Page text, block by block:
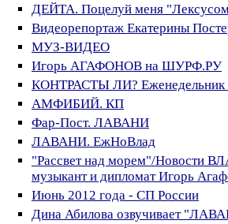
ДЕЙТА. Поцелуй меня
Видеорепортаж Екатерины
МУЗ-ВИДЕО
Игорь АГАФОНОВ на ШУРФ.РУ
КОНТРАСТЫ ЛИ? Еженедельник
АМФИБИЙ. КП
Фар-Пост. ЛАВАНИ
ЛАВАНИ. ЕжНоВлад
"Рассвет над морем"/Новости
музыкант и дипломат Игорь
Июнь 2012 года - СП России
Дина Абилова озвучивает